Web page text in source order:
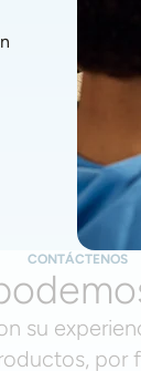
CONTÁCTENOS
su
por